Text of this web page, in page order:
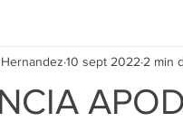
LA GRILLA
10 sept 2022 2 min